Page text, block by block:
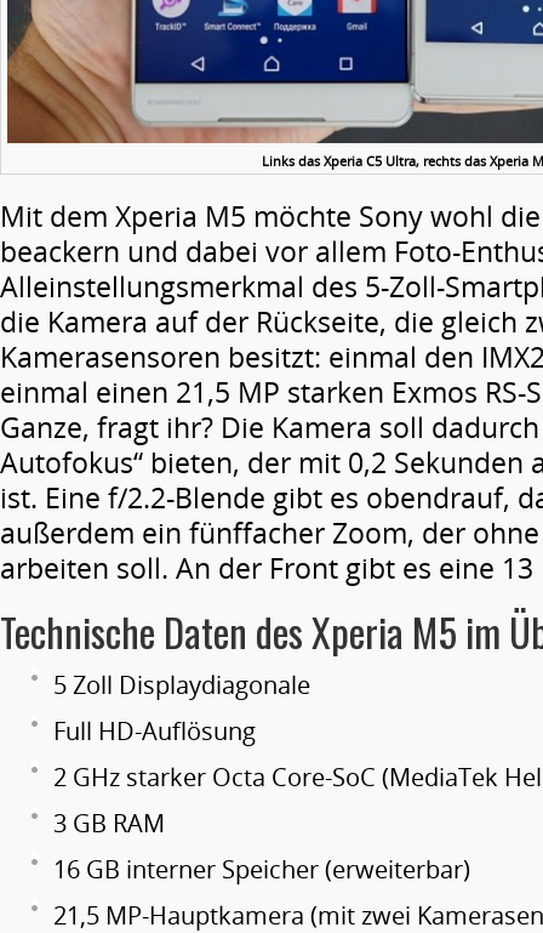
Links das Xperia C5 Ultra, rechts das Xperia
Mit dem Xperia M5 möchte Sony wohl
beackern und dabei vor allem Foto-
Alleinstellungsmerkmal des 5-Zoll-
die Kamera auf der Rückseite, die gleich
Kamerasensoren besitzt: einmal den
einmal einen 21,5 MP starken Exmos RS-
Ganze, fragt ihr? Die Kamera soll
Autofokus“ bieten, der mit 0,2 Sekunden
ist. Eine f/2.2-Blende gibt es obendrauf,
außerdem ein fünffacher Zoom, der
arbeiten soll. An der Front gibt es eine 13
Technische Daten des Xperia M5 im
5 Zoll Displaydiagonale
Full HD-Auflösung
2 GHz starker Octa Core-SoC (MediaTek
3 GB RAM
16 GB interner Speicher (erweiterbar)
21,5 MP-Hauptkamera (mit zwei